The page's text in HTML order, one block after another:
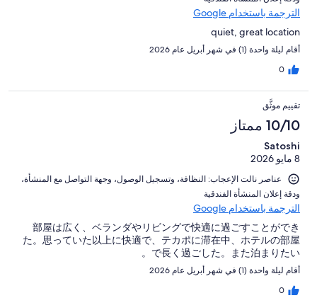
الترجمة باستخدام Google
quiet, great location
أقام ليلة واحدة (1) في شهر أبريل عام 2026
0
تقييم موثَّق
10/10 ممتاز
Satoshi
8 مايو 2026
عناصر نالت الإعجاب: ⁦النظافة⁩، و⁦تسجيل الوصول⁩، و⁦جهة التواصل مع المنشأة⁩،
و⁦دقة إعلان المنشأة الفندقية⁩
الترجمة باستخدام Google
部屋は広く、ベランダやリビングで快適に過ごすことができ
た。思っていた以上に快適で、テカポに滞在中、ホテルの部屋
で長く過ごした。また泊まりたい。
أقام ليلة واحدة (1) في شهر أبريل عام 2026
0